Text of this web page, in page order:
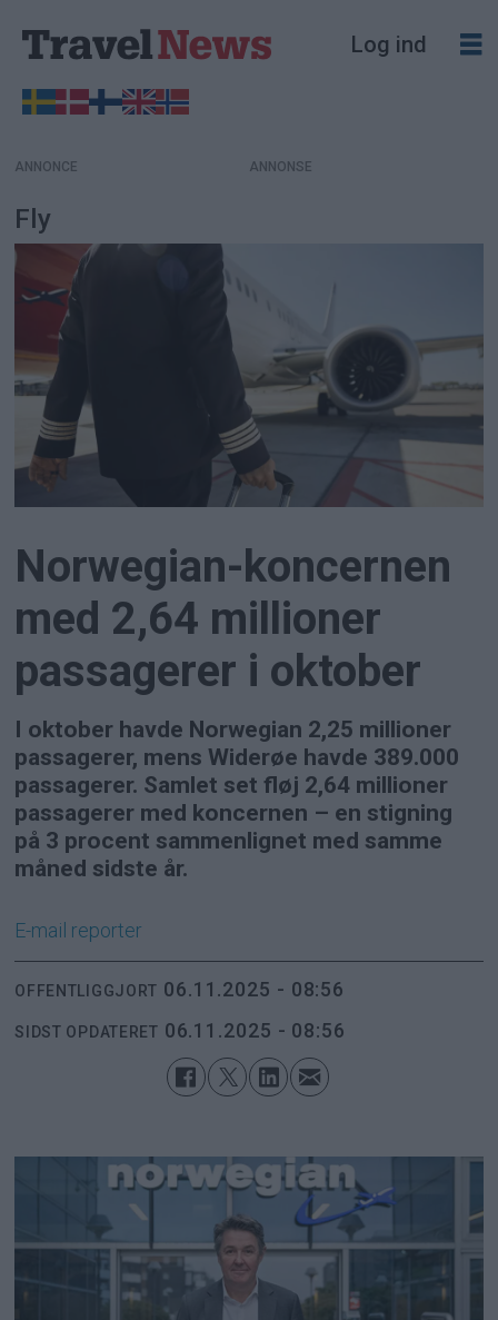
Log ind
ANNONCE
Fly
Norwegian-koncernen
med 2,64 millioner
passagerer i oktober
I oktober havde Norwegian 2,25 millioner
passagerer, mens Widerøe havde 389.000
passagerer. Samlet set fløj 2,64 millioner
passagerer med koncernen – en stigning
på 3 procent sammenlignet med samme
måned sidste år.
E-mail reporter
OFFENTLIGGJORT 06.11.2025 - 08:56
SIDST OPDATERET 06.11.2025 - 08:56